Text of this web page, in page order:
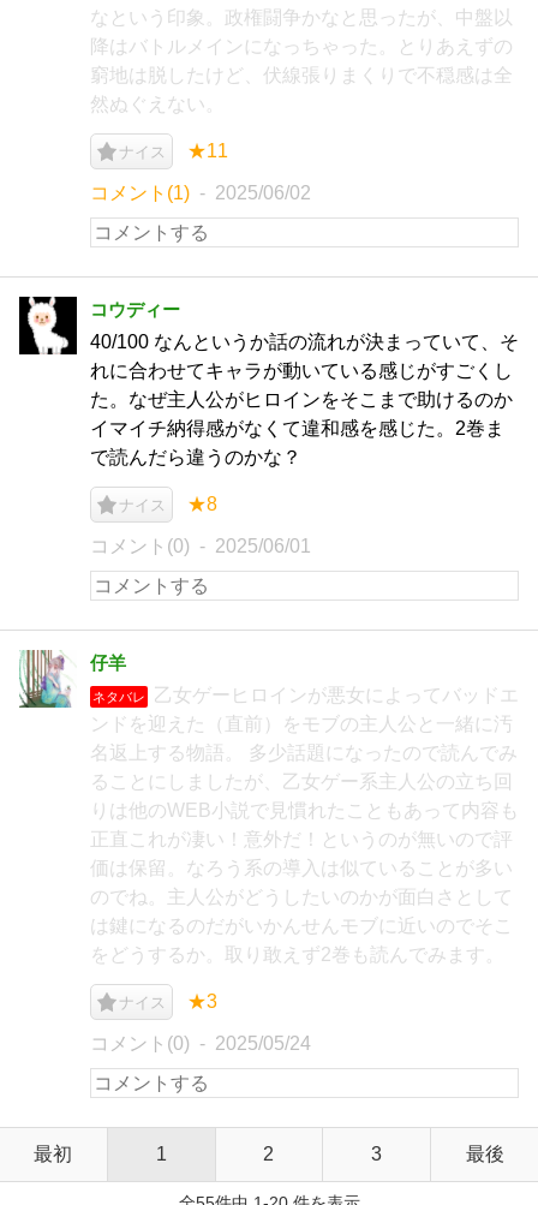
なという印象。政権闘争かなと思ったが、中盤以
降はバトルメインになっちゃった。とりあえずの
窮地は脱したけど、伏線張りまくりで不穏感は全
然ぬぐえない。
ナイス ★11
コメント(1) 2025/06/02
コウディー
40/100 なんというか話の流れが決まっていて、そ
れに合わせてキャラが動いている感じがすごくし
た。なぜ主人公がヒロインをそこまで助けるのか
イマイチ納得感がなくて違和感を感じた。2巻ま
で読んだら違うのかな？
ナイス ★8
コメント(0) 2025/06/01
仔羊
ネタバレ
乙女ゲーヒロインが悪女によってバッドエ
ンドを迎えた（直前）をモブの主人公と一緒に汚
名返上する物語。 多少話題になったので読んでみ
ることにしましたが、乙女ゲー系主人公の立ち回
りは他のWEB小説で見慣れたこともあって内容も
正直これが凄い！意外だ！というのが無いので評
価は保留。なろう系の導入は似ていることが多い
のでね。主人公がどうしたいのかが面白さとして
は鍵になるのだがいかんせんモブに近いのでそこ
をどうするか。取り敢えず2巻も読んでみます。
ナイス ★3
コメント(0) 2025/05/24
最初 1 2 3 最後